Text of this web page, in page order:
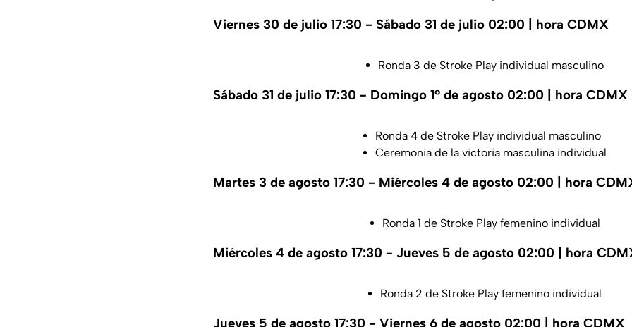
Viernes 30 de julio 17:30 - Sábado 31 de julio 02:00 | hora CDMX
Ronda 3 de Stroke Play individual masculino
Sábado 31 de julio 17:30 - Domingo 1º de agosto 02:00 | hora CDMX
Ronda 4 de Stroke Play individual masculino
Ceremonia de la victoria masculina individual
Martes 3 de agosto 17:30 - Miércoles 4 de agosto 02:00 | hora
Ronda 1 de Stroke Play femenino individual
Miércoles 4 de agosto 17:30 - Jueves 5 de agosto 02:00 | hora
Ronda 2 de Stroke Play femenino individual
Jueves 5 de agosto 17:30 - Viernes 6 de agosto 02:00 | hora CDMX